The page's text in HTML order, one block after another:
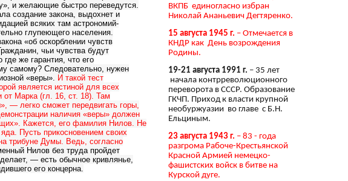
и желающие быстро переведутся.
создание закона, выдохнет и
всяких там астрономий-
глупеющего населения.
«об оскорблении чувств
чьи чувства будут
же гарантия, что его
самому? Следовательно, нужен
«веры».
И такой тест
является истиной для всех
Марка (гл. 16, ст. 18). Там
— легко сможет передвигать горы,
наличия «веры» должен
Кажется, его фамилия Нилов. Не
Пусть прикосновением своих
трибуне Думы. Ведь, согласно
Нилов без труда пройдет
— есть обычное кривлянье,
его концерна.
ВКПБ единогласно избран
Николай Ананьевич Дегтяренко.
15 августа 1945 г. – Отмечается в
КНДР как День возрождения
Родины.
19-21 августа 1991 г. – 35 лет
начала контрреволюционного
переворота в СССР. Образование
ГКЧП. Приход к власти крупной
необуржуазии во главе с Б.Н.
Ельциным.
23 августа 1943 г. – 83 - года
разгрома Рабоче-Крестьянской
Красной Армией немецко-
фашистских войск в битве на
Курской дуге.